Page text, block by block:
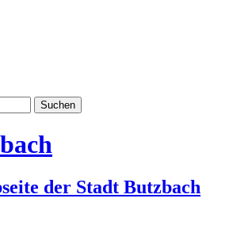
der Stadt Butzbach